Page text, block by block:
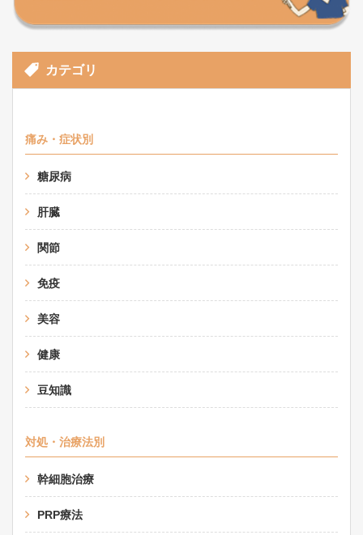
カテゴリ
痛み・症状別
糖尿病
肝臓
関節
免疫
美容
健康
豆知識
対処・治療法別
幹細胞治療
PRP療法